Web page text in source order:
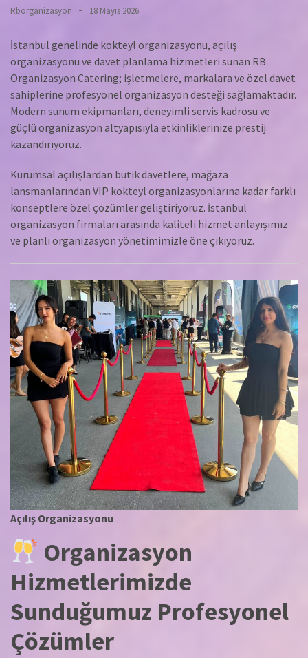
Rborganizasyon 18 Mayıs 2026
İstanbul genelinde kokteyl organizasyonu, açılış
organizasyonu ve davet planlama hizmetleri sunan RB
Organizasyon Catering; işletmelere, markalara ve özel davet
sahiplerine profesyonel organizasyon desteği sağlamaktadır.
Modern sunum ekipmanları, deneyimli servis kadrosu ve
güçlü organizasyon altyapısıyla etkinliklerinize prestij
kazandırıyoruz.
Kurumsal açılışlardan butik davetlere, mağaza
lansmanlarından VIP kokteyl organizasyonlarına kadar farklı
konseptlere özel çözümler geliştiriyoruz. İstanbul
organizasyon firmaları arasında kaliteli hizmet anlayışımız
ve planlı organizasyon yönetimimizle öne çıkıyoruz.
Açılış Organizasyonu
Organizasyon
Hizmetlerimizde
Sunduğumuz Profesyonel
Çözümler